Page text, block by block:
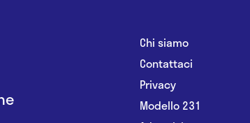
Chi siamo
Contattaci
Privacy
Modello 231